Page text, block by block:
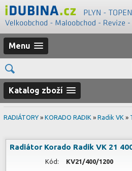
Menu
Katalog zboží
RADIÁTORY » KORADO RADIK » Radik VK »
Radiátor Korado Radik VK 21
Kód: KV21/400/1200